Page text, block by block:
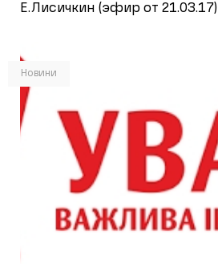
Е.Лисичкин (эфир от 21.03.17)
Новини